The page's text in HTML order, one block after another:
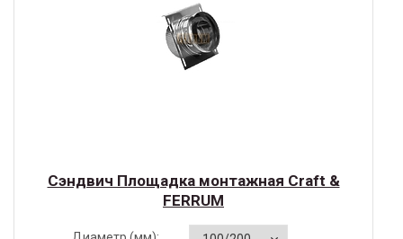
Сэндвич Площадка монтажная Craft &
FERRUM